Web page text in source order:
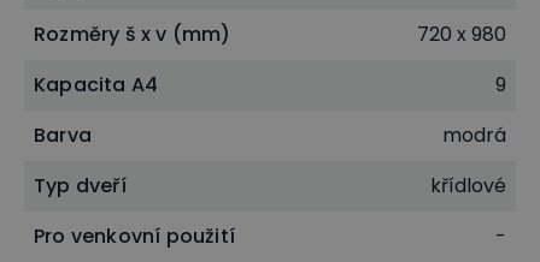
Rozměry š x v (mm)
720 x 980
Kapacita A4
9
Barva
modrá
Typ dveří
křídlové
Pro venkovní použití
-